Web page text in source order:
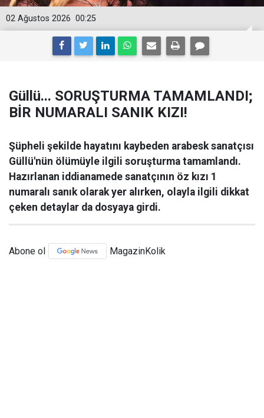
00:25
02 Ağustos 2026
Güllü... SORUŞTURMA TAMAMLANDI;
BİR NUMARALI SANIK KIZI!
Şüpheli şekilde hayatını kaybeden arabesk sanatçısı
Güllü'nün ölümüyle ilgili soruşturma tamamlandı.
Hazırlanan iddianamede sanatçının öz kızı 1
numaralı sanık olarak yer alırken, olayla ilgili dikkat
çeken detaylar da dosyaya girdi.
Abone ol MagazinKolik